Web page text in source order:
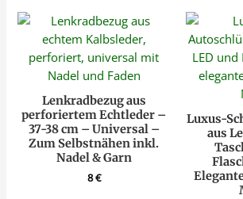
Lenkradbezug aus
perforiertem Echtleder –
37-38 cm – Universal –
Zum Selbstnähen inkl.
Nadel & Garn
8€
Luxus-
aus